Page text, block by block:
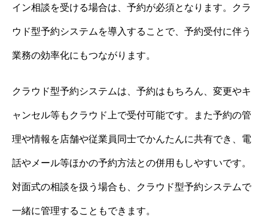
イン相談を受ける場合は、予約が必須となります。クラ
ウド型予約システムを導入することで、予約受付に伴う
業務の効率化にもつながります。
クラウド型予約システムは、予約はもちろん、変更やキ
ャンセル等もクラウド上で受付可能です。また予約の管
理や情報を店舗や従業員同士でかんたんに共有でき、電
話やメール等ほかの予約方法との併用もしやすいです。
対面式の相談を扱う場合も、クラウド型予約システムで
一緒に管理することもできます。